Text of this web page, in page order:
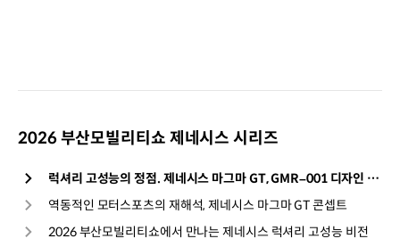
2026 부산모빌리티쇼 제네시스 시리즈
럭셔리 고성능의 정점. 제네시스 마그마 GT, GMR–001 디자인 모델 아시아 최초 공개
역동적인 모터스포츠의 재해석, 제네시스 마그마 GT 콘셉트
2026 부산모빌리티쇼에서 만나는 제네시스 럭셔리 고성능 비전